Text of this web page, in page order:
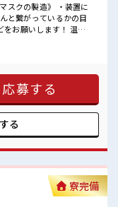
中》
スクの製造》 ・装置に
と繋がっているかの目
をお願いします！ 温度
！ ※寮アリの
も完備でマイカー通勤
なので遠方からお越
れており、 季節に関係
クリーンルームでの作
ちしております！ 丁寧
多数カツヤク中》 キレ
近くにコンビニがある
カー通勤OK！ 休憩所/
応募する
る
寮完備